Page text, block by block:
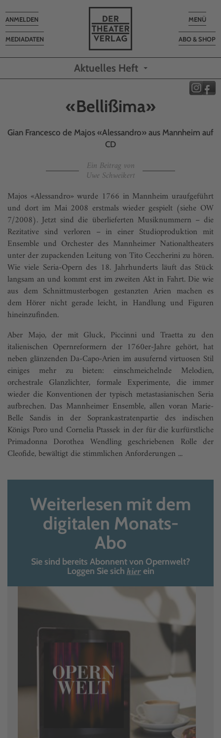
Toggle
MENÜ
ABO & SHOP
MEDIADATEN
Toggle
navigation
ANMELDEN
Aktuelles Heft
«Bellißima»
Gian Francesco de Majos «Alessandro» aus Mannheim auf
CD
Ein Beitrag von
Uwe Schweikert
Majos «Alessandro» wurde 1766 in Mannheim uraufgeführt
und dort im Mai 2008 erstmals wieder gespielt (siehe OW
7/2008). Jetzt sind die überlieferten Musiknummern – die
Rezitative sind verloren – in einer Studioproduktion mit
Ensemble und Orchester des Mannheimer Nationaltheaters
unter der zupackenden Leitung von Tito Ceccherini zu hören.
Wie viele Seria-Opern des 18. Jahrhunderts läuft das Stück
langsam an und kommt erst im zweiten Akt in Fahrt. Die wie
aus dem Schnittmusterbogen gestanzten Arien machen es
dem Hörer nicht gerade leicht, in Handlung und Figuren
hineinzufinden.
Aber Majo, der mit Gluck, Piccinni und Traetta zu den
italienischen Opernreformern der 1760er-Jahre gehört, hat
neben glänzenden Da-Capo-Arien im ausufernd virtuosen Stil
einiges mehr zu bieten: einschmeichelnde Melodien,
orchestrale Glanzlichter, formale Experimente, die immer
wieder die Konventionen der typisch metastasianischen Seria
aufbrechen. Das Mannheimer Ensemble, allen voran Marie-
Belle Sandis in der Soprankastratenpartie des indischen
Königs Poro und Cornelia Ptassek in der für die kurfürstliche
Primadonna Dorothea Wendling geschriebenen Rolle der
Cleofide, bewältigt die stimmlichen Anforderungen ...
Weiterlesen mit dem
digitalen Monats-
Abo
Sie sind bereits Abonnent von Opernwelt?
Loggen Sie sich hierein